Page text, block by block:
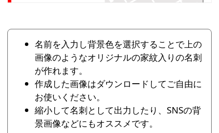
名前を入力し背景色を選択することで上の
画像のようなオリジナルの家紋入りの名刺
が作れます。
作成した画像はダウンロードしてご自由に
お使いください。
縮小して名刺として出力したり、SNSの背
景画像などにもオススメです。